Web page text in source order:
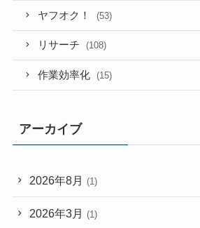
ヤフオク！ (53)
リサーチ (108)
作業効率化 (15)
アーカイブ
2026年8月 (1)
2026年3月 (1)